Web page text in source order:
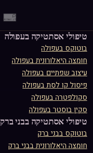
טיפולי אסתטיקה בעפולה
בוטוקס בעפולה
חומצה היאלורוניתבעפולה
עיצוב שפתיים בעפולה
פיסול קו לסתבעפולה
סקולפטרהבעפולה
סקין בוסטרבעפולה
טיפולי אסתטיקה בבני ברק
בוטוקס בבני ברק
חומצה היאלורוניתבבני ברק